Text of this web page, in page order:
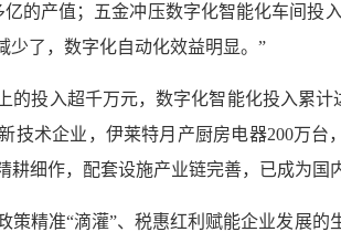
的产值；五金冲压数字化智能化车间投
少了，数字化自动化效益明显。”
的投入超千万元，数字化智能化投入累
技术企业，伊莱特月产厨房电器200万
耕细作，配套设施产业链完善，已成为国
策精准“滴灌”、税惠红利赋能企业发展